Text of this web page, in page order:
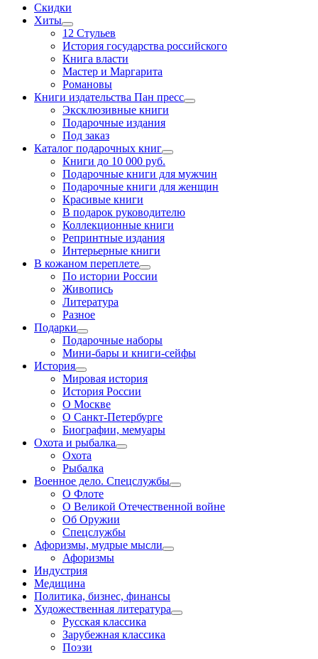
Скидки
Хиты
12 Стульев
История государства российского
Книга власти
Мастер и Маргарита
Романовы
Книги издательства Пан пресс
Эксклюзивные книги
Подарочные издания
Под заказ
Каталог подарочных книг
Книги до 10 000 руб.
Подарочные книги для мужчин
Подарочные книги для женщин
Красивые книги
В подарок руководителю
Коллекционные книги
Репринтные издания
Интерьерные книги
В кожаном переплете
По истории России
Живопись
Литература
Разное
Подарки
Подарочные наборы
Мини-бары и книги-сейфы
История
Мировая история
История России
О Москве
О Санкт-Петербурге
Биографии, мемуары
Охота и рыбалка
Охота
Рыбалка
Военное дело. Спецслужбы
О Флоте
О Великой Отечественной войне
Об Оружии
Спецслужбы
Афоризмы, мудрые мысли
Афоризмы
Индустрия
Медицина
Политика, бизнес, финансы
Художественная литература
Русская классика
Зарубежная классика
Поэзи